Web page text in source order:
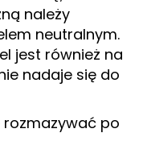
należy
neutralnym.
jest również na
nadaje się do
rozmazywać po